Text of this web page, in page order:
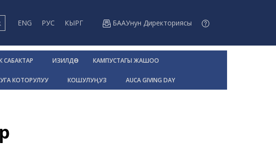
ENG РУС КЫРГ БААУнун Директориясы
САБАКТАР ИЗИЛДӨӨ КАМПУСТАГЫ ЖАШОО
КОТОРУЛУУ КОШУЛУҢУЗ AUCA GIVING DAY